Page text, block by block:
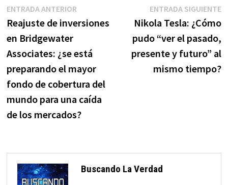
Navegación
de
entradas
ENTRADA ANTERIOREntrada
anterior:
Reajuste de inversiones
en Bridgewater
Associates: ¿se está
preparando el mayor
fondo de cobertura del
mundo para una caída
de los mercados?
ENTRADA SIGUIENTE
Nikola Tesla: ¿Cómo
pudo “ver el pasado,
presente y futuro” al
mismo tiempo?
Buscando La Verdad